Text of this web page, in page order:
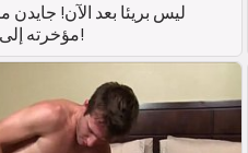
ليس بريئا بعد الآن!
مؤخرته إلى مبتدئ عصبي!